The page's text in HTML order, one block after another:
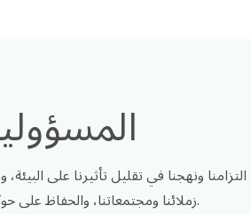
زملائنا ومجتمعاتنا، والحفاظ على حوكمة مؤسسية قوية، والتزامنا بالتحسين المستمر.